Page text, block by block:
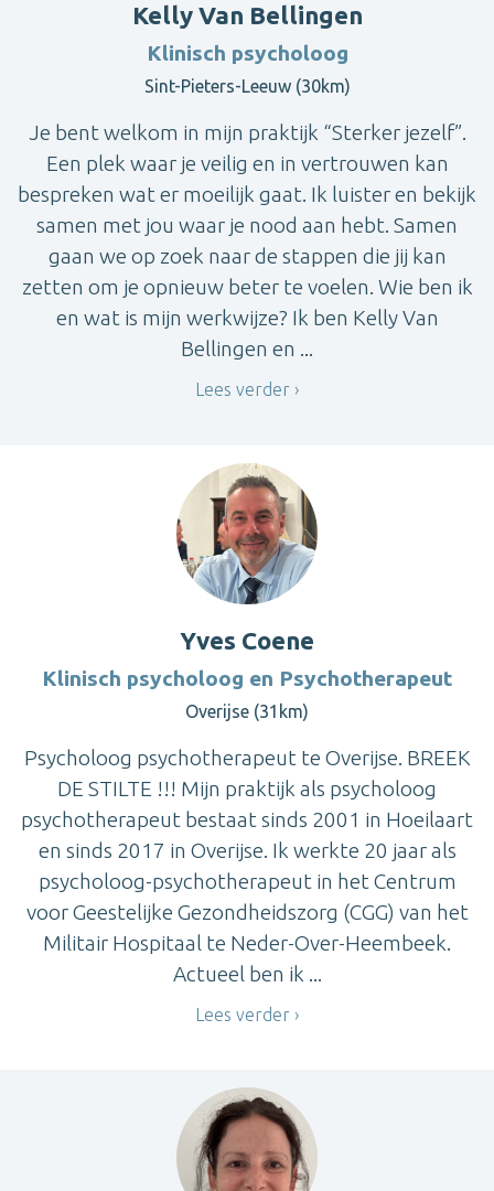
Kelly Van Bellingen
Klinisch psycholoog
Sint-Pieters-Leeuw (30km)
Je bent welkom in mijn praktijk “Sterker jezelf”.
Een plek waar je veilig en in vertrouwen kan
bespreken wat er moeilijk gaat. Ik luister en bekijk
samen met jou waar je nood aan hebt. Samen
gaan we op zoek naar de stappen die jij kan
zetten om je opnieuw beter te voelen. Wie ben ik
en wat is mijn werkwijze? Ik ben Kelly Van
Bellingen en ...
Lees verder
Yves Coene
Klinisch psycholoog en Psychotherapeut
Overijse (31km)
Psycholoog psychotherapeut te Overijse. BREEK
DE STILTE !!! Mijn praktijk als psycholoog
psychotherapeut bestaat sinds 2001 in Hoeilaart
en sinds 2017 in Overijse. Ik werkte 20 jaar als
psycholoog-psychotherapeut in het Centrum
voor Geestelijke Gezondheidszorg (CGG) van het
Militair Hospitaal te Neder-Over-Heembeek.
Actueel ben ik ...
Lees verder